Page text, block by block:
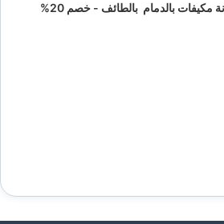
مكيفات بالدمام بالطائف - خصم 20%